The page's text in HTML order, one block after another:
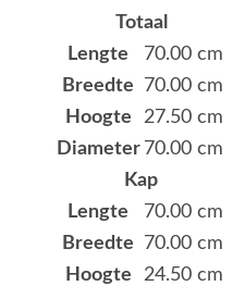
Totaal
Lengte
70.00 cm
Breedte
70.00 cm
Hoogte
27.50 cm
Diameter 70.00 cm
Kap
Lengte
70.00 cm
Breedte
70.00 cm
Hoogte
24.50 cm